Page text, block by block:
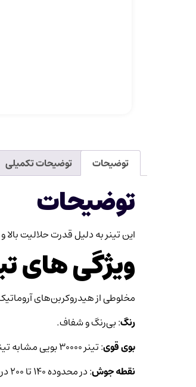
توضیحات توضیحات تکمیلی
توضیحات
این تینر به دلیل قدرت حلالیت
ویژگی های تینر
مخلوطی از هیدروکربن‌های
رنگ: بی‌رنگ و شفاف.
بوی قوی: تینر ۳۰۰۰۰ بویی مشابه تینرهای صنعتی و نفتی دارد.
نقطه جوش: در محدوده ۱۴۰ تا ۲۰۰ درجه سانتی‌گراد، بسته به ترکیبات دقیق.